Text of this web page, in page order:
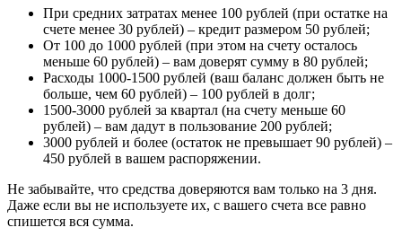
При средних затратах менее 100 рублей (при остатке на
счете менее 30 рублей) – кредит размером 50 рублей;
От 100 до 1000 рублей (при этом на счету осталось
меньше 60 рублей) – вам доверят сумму в 80 рублей;
Расходы 1000-1500 рублей (ваш баланс должен быть не
больше, чем 60 рублей) – 100 рублей в долг;
1500-3000 рублей за квартал (на счету меньше 60
рублей) – вам дадут в пользование 200 рублей;
3000 рублей и более (остаток не превышает 90 рублей) –
450 рублей в вашем распоряжении.
Не забывайте, что средства доверяются вам только на 3 дня.
Даже если вы не используете их, с вашего счета все равно
спишется вся сумма.